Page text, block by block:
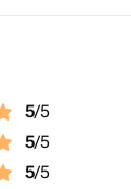
5/5
5/5
5/5